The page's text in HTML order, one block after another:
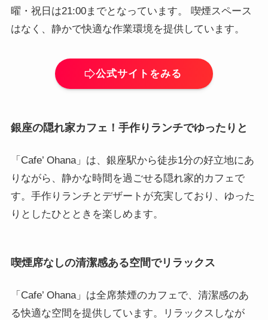
曜・祝日は21:00までとなっています。 喫煙スペース
はなく、静かで快適な作業環境を提供しています。
公式サイトをみる
銀座の隠れ家カフェ！手作りランチでゆったりと
「Cafe’ Ohana」は、銀座駅から徒歩1分の好立地にあ
りながら、静かな時間を過ごせる隠れ家的カフェで
す。手作りランチとデザートが充実しており、ゆった
りとしたひとときを楽しめます。
喫煙席なしの清潔感ある空間でリラックス
「Cafe’ Ohana」は全席禁煙のカフェで、清潔感のあ
る快適な空間を提供しています。リラックスしなが